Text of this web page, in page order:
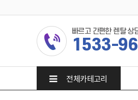
빠르고 간편한 렌탈 상
1533-
전체카테고리